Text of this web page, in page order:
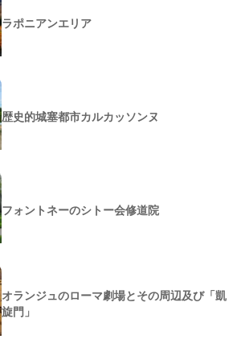
ラポニアンエリア
歴史的城塞都市カルカッソンヌ
フォントネーのシトー会修道院
オランジュのローマ劇場とその周辺及び「凱
旋門」